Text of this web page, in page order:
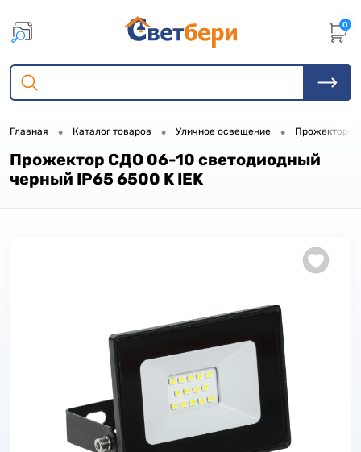
0
Главная • Каталог товаров • Уличное освещение • Прожектора
Прожектор СДО 06-10 светодиодный
черный IP65 6500 K IEK